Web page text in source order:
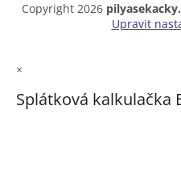
Copyright 2026
Upravit
×
Splátková kalkulačka